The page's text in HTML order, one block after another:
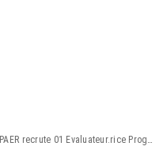
PAER recrute 01 Evaluateur.rice Programme d’Accès aux Energies Renouvelables (PAER)